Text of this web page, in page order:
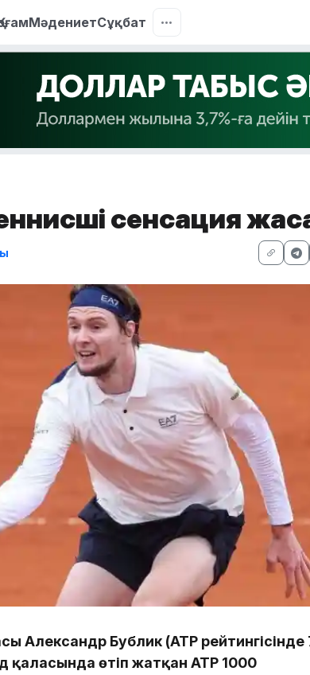
МәдениетСұқбат
сенсация
Александр Бублик (ATP рейтингісінде
өтіп жатқан ATP 1000